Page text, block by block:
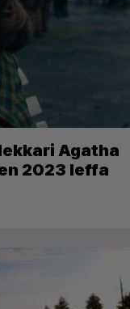
Agatha
2023 leffa